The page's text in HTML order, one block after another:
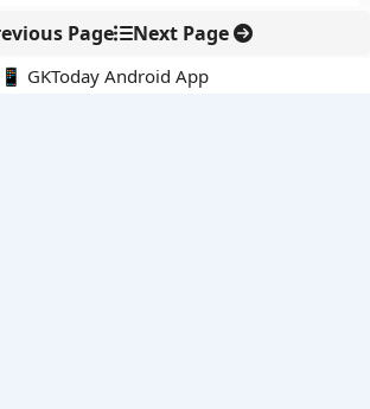
Page Next Page
📱 GKToday Android App